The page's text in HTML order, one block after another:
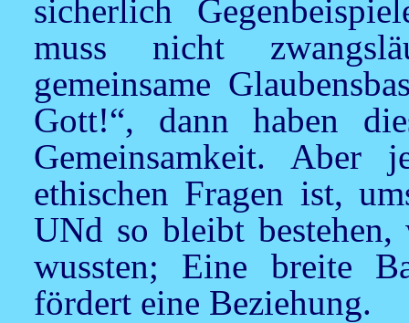
sicherlich
muss nicht
gemeinsame
Gott!“, dann haben
Gemeinsamkeit.
ethischen Fragen ist,
UNd so bleibt bestehen,
wussten; Eine breite
fördert eine Beziehung.